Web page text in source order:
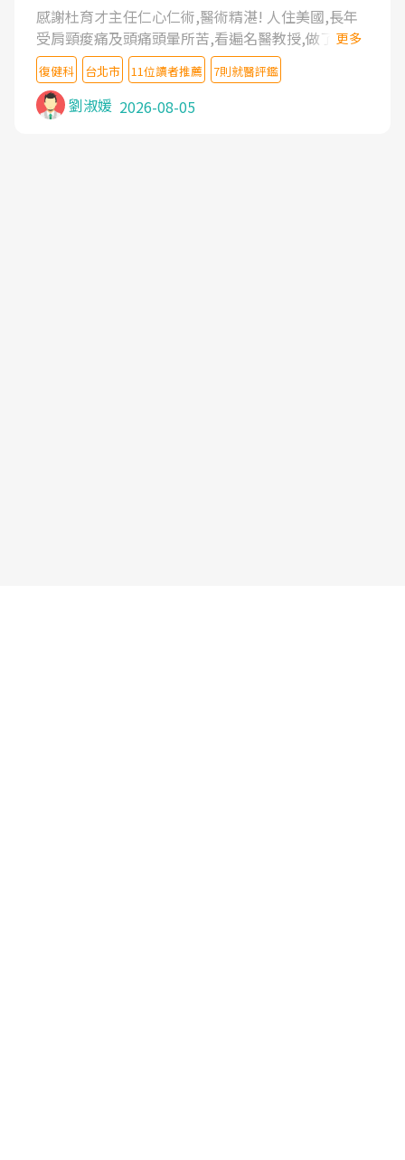
感謝杜育才主任仁心仁術,醫術精湛! 人住美國,長年
受肩頸痠痛及頭痛頭暈所苦,看遍名醫教授,做了各種
檢查,也嘗試過西醫打針,中醫針灸及物理徒手治療都
沒有用,後來連吃到嗎啡類止痛藥都效果有限,只是壓
症狀,沒多久就痛起來,多年失眠嚴重影響生活品質.
台灣親友介紹忠孝醫院杜育才主任是頸頭症候群專
更多
復健科 台北市 11位讀者推薦 7則就醫評鑑
劉淑媛 2026-08-05